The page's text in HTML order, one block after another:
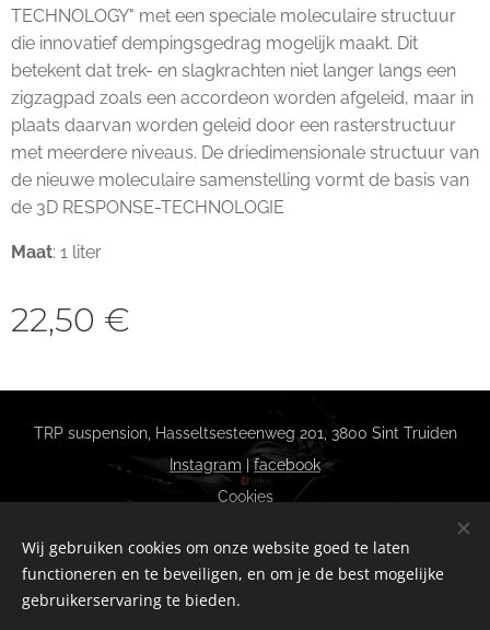
TECHNOLOGY" met een speciale moleculaire structuur
die innovatief dempingsgedrag mogelijk maakt. Dit
betekent dat trek- en slagkrachten niet langer langs een
zigzagpad zoals een accordeon worden afgeleid, maar in
plaats daarvan worden geleid door een rasterstructuur
met meerdere niveaus. De driedimensionale structuur van
de nieuwe moleculaire samenstelling vormt de basis van
de 3D RESPONSE-TECHNOLOGIE
Maat: 1 liter
22,50 €
TRP suspension, Hasseltsesteenweg 201, 3800 Sint Truiden
Instagram |facebook
Cookies
Nederlands
Français
Wij gebruiken cookies om onze website goed te laten
functioneren en te beveiligen, en om je de best mogelijke
gebruikerservaring te bieden.